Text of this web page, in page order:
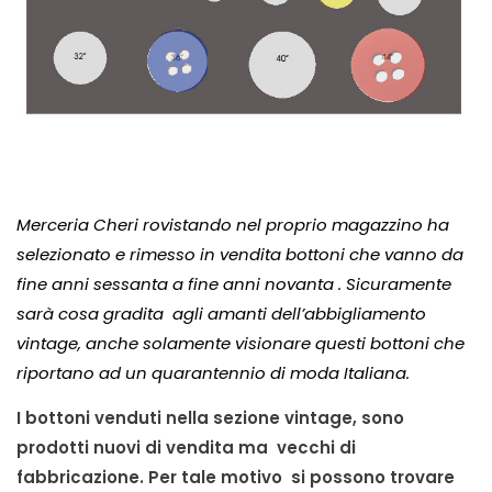
Merceria Cheri rovistando nel proprio magazzino ha
selezionato e rimesso in vendita bottoni che vanno da
fine anni sessanta a fine anni novanta . Sicuramente
sarà cosa gradita agli amanti dell’abbigliamento
vintage, anche solamente visionare questi bottoni che
riportano ad un quarantennio di moda Italiana.
I bottoni venduti nella sezione vintage, sono
prodotti nuovi di vendita ma vecchi di
fabbricazione. Per tale motivo si possono trovare